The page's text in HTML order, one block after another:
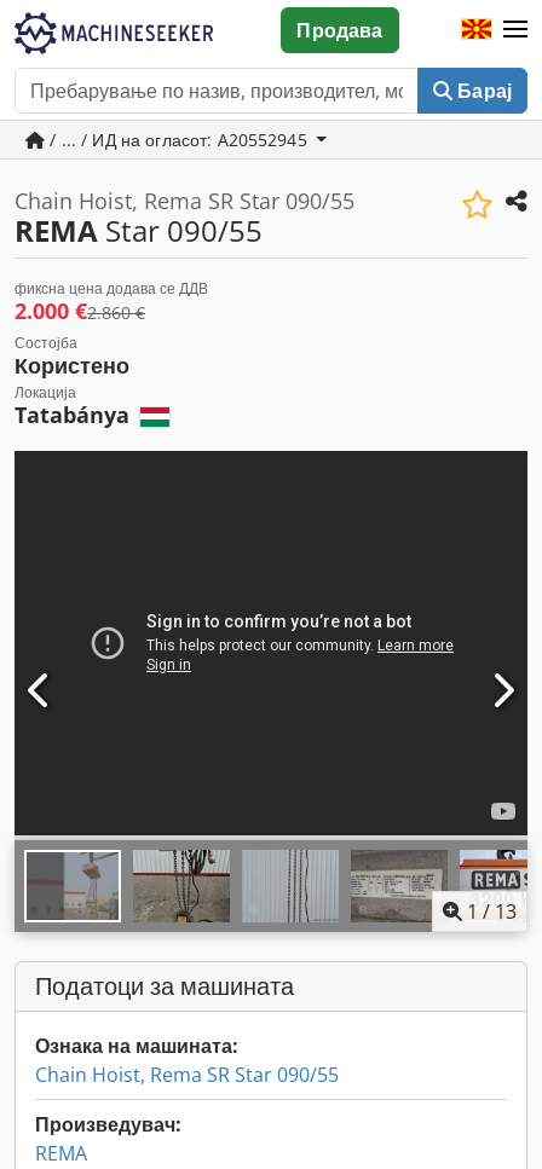
Барај
Продава
/ ... / ИД на огласот: A20552945
Chain Hoist, Rema SR Star 090/55
REMA Star 090/55
фиксна цена додава се ДДВ
2.000 €2.860 €
Состојба
Користено
Локација
Tatabánya
1 / 13
Податоци за машината
Ознака на машината:
Chain Hoist, Rema SR Star 090/55
Произведувач:
REMA